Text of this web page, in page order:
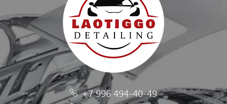
+7 996 494-40-49